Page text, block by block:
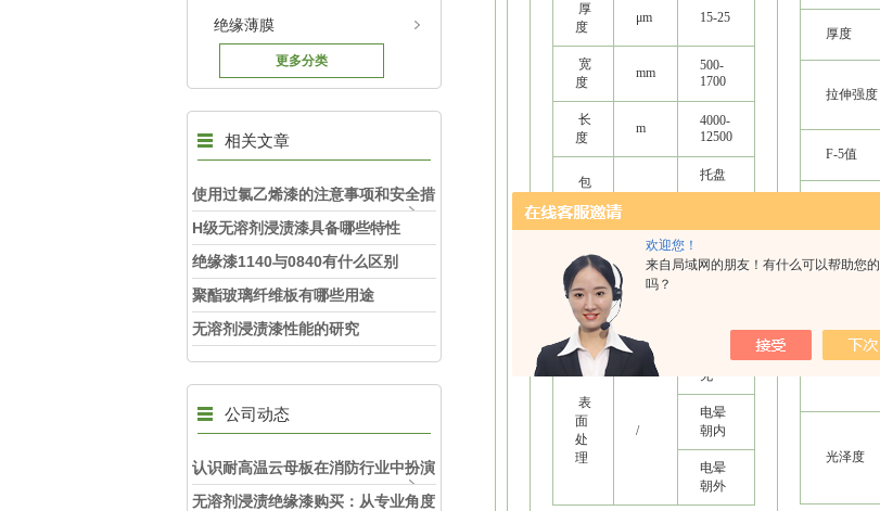
欢迎您！
来自局域网的朋友！有什么可以帮助您的
吗？
绝缘薄膜
更多分类
相关文章
使用过氯乙烯漆的注意事项和安全措
施
H级无溶剂浸渍漆具备哪些特性
绝缘漆1140与0840有什么区别
聚酯玻璃纤维板有哪些用途
无溶剂浸渍漆性能的研究
公司动态
认识耐高温云母板在消防行业中扮演
的角色
无溶剂浸渍绝缘漆购买：从专业角度
厚
度
μm 15-25
宽
度
mm
500-
1700
长
度
m
4000-
12500
包
形
托盘
纸
芯
尺
寸
表
面
处
理
/
无
电晕
朝内
电晕
朝外
厚度
拉伸强度
F-5值
热收缩率
透光率
光泽度